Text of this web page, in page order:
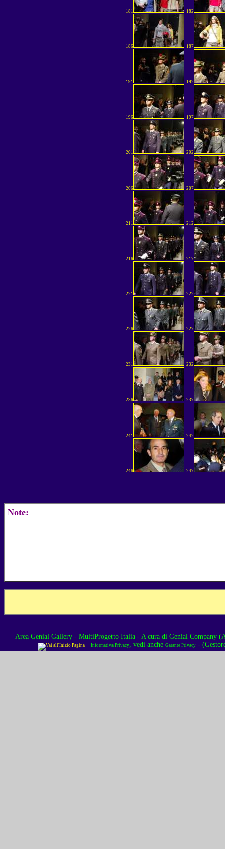
181 182
186 187
191 192
196 197
201 202
206 207
211 212
216 217
221 222
226 227
231 232
236 237
241 242
246 247
Note:
Area Genial Gallery - MultiProgetto Italia- A cura di Genial Company
Informativa Privacy, vedi anche Garante Privacy -